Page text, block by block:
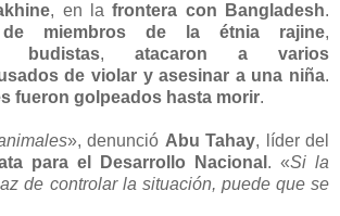
, en lafrontera con Bangladesh.
de miembros de la étnia rajine,
budistas, atacaron a varios
de violar y asesinar a una niña.
fueron golpeados hasta morir.
», denunció Abu Tahay, líder del
para el Desarrollo Nacional . «Si la
de controlar la situación, puede que se